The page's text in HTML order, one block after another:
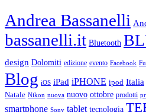
Andrea Bassanelli
bassanelli.it Bluetooth
design Dolomiti edizione evento Facebook
Blog iOS iPad iPHONE ipod Italia
Natale Nikon nuova nuovo ottobre prodotti
smartphone Sony tablet tecnologia